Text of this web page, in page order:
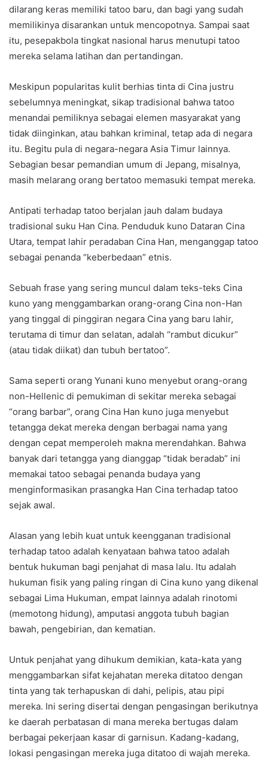
dilarang keras memiliki tatoo baru, dan bagi yang sudah
memilikinya disarankan untuk mencopotnya. Sampai saat
itu, pesepakbola tingkat nasional harus menutupi tatoo
mereka selama latihan dan pertandingan.
Meskipun popularitas kulit berhias tinta di Cina justru
sebelumnya meningkat, sikap tradisional bahwa tatoo
menandai pemiliknya sebagai elemen masyarakat yang
tidak diinginkan, atau bahkan kriminal, tetap ada di negara
itu. Begitu pula di negara-negara Asia Timur lainnya.
Sebagian besar pemandian umum di Jepang, misalnya,
masih melarang orang bertatoo memasuki tempat mereka.
Antipati terhadap tatoo berjalan jauh dalam budaya
tradisional suku Han Cina. Penduduk kuno Dataran Cina
Utara, tempat lahir peradaban Cina Han, menganggap tatoo
sebagai penanda “keberbedaan” etnis.
Sebuah frase yang sering muncul dalam teks-teks Cina
kuno yang menggambarkan orang-orang Cina non-Han
yang tinggal di pinggiran negara Cina yang baru lahir,
terutama di timur dan selatan, adalah “rambut dicukur”
(atau tidak diikat) dan tubuh bertatoo”.
Sama seperti orang Yunani kuno menyebut orang-orang
non-Hellenic di pemukiman di sekitar mereka sebagai
“orang barbar”, orang Cina Han kuno juga menyebut
tetangga dekat mereka dengan berbagai nama yang
dengan cepat memperoleh makna merendahkan. Bahwa
banyak dari tetangga yang dianggap “tidak beradab” ini
memakai tatoo sebagai penanda budaya yang
menginformasikan prasangka Han Cina terhadap tatoo
sejak awal.
Alasan yang lebih kuat untuk keengganan tradisional
terhadap tatoo adalah kenyataan bahwa tatoo adalah
bentuk hukuman bagi penjahat di masa lalu. Itu adalah
hukuman fisik yang paling ringan di Cina kuno yang dikenal
sebagai Lima Hukuman, empat lainnya adalah rinotomi
(memotong hidung), amputasi anggota tubuh bagian
bawah, pengebirian, dan kematian.
Untuk penjahat yang dihukum demikian, kata-kata yang
menggambarkan sifat kejahatan mereka ditatoo dengan
tinta yang tak terhapuskan di dahi, pelipis, atau pipi
mereka. Ini sering disertai dengan pengasingan berikutnya
ke daerah perbatasan di mana mereka bertugas dalam
berbagai pekerjaan kasar di garnisun. Kadang-kadang,
lokasi pengasingan mereka juga ditatoo di wajah mereka.